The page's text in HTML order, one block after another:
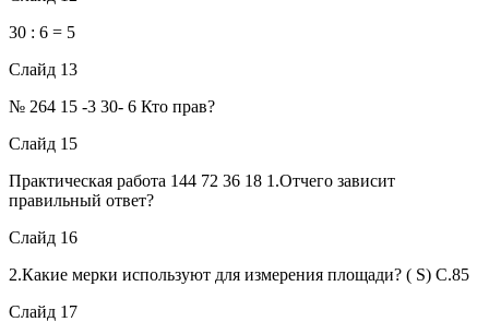
30 : 6 = 5
Слайд 13
№ 264 15 -3 30- 6 Кто прав?
Слайд 15
Практическая работа 144 72 36 18 1.Отчего зависит
правильный ответ?
Слайд 16
2.Какие мерки используют для измерения площади? ( S) С.85
Слайд 17